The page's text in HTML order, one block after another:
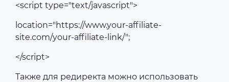
<script type="text/javascript">
location="https://www.your-affiliate-
site.com/your-affiliate-link/";
</script>
Также для редиректа можно использовать